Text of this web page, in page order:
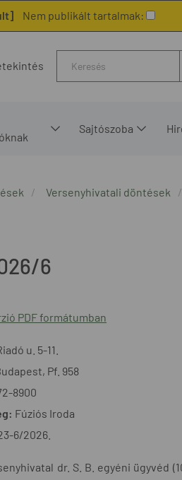
Nem publikált tartalmak:
Sajtószoba
Versenyhivatali döntések
6
PDF formátumban
u. 5-11.
Pf. 958
8900
Fúziós Iroda
6/2026.
dr. S. B. egyéni ügyvéd